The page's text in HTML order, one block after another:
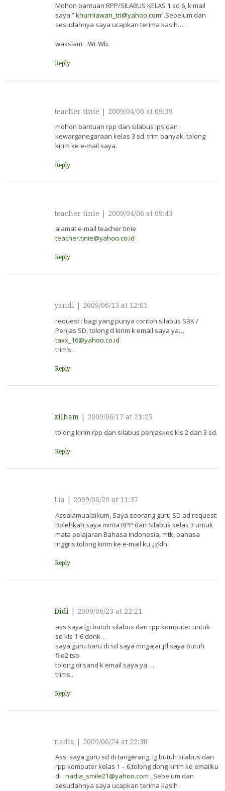
Mohon bantuan RPP/SILABUS KELAS 1 sd 6, k mail
saya ”khurniawan_tri@yahoo.com“.Sebelum dan
sesudahnya saya ucapkan terima kasih……
wasslam…Wr.Wb.
Reply
teacher tinie 2009/04/06 at 09:39
mohon bantuan rpp dan silabus ips dan
kewarganegaraan kelas 3 sd. trim banyak. tolong
kirim ke e-mail saya.
Reply
teacher tinie | 2009/04/06 at 09:43
alamat e-mail teacher tinie
teacher.tinie@yahoo.co.id
Reply
yandi 2009/06/13 at 12:01
request : bagi yang punya contoh silabus SBK /
Penjas SD, tolong d kirim k email saya ya…
taxx_16@yahoo.co.id
trim’s…
Reply
zilham 2009/06/17 at 21:25
tolong kirim rpp dan silabus penjaskes kls 2 dan 3 sd.
Reply
Lia 2009/06/20 at 11:37
Assalamualaikum, Saya seorang guru SD ad request:
Bolehkah saya minta RPP dan Silabus kelas 3 untuk
mata pelajaran Bahasa Indonesia, mtk, bahasa
inggris.tolong kirim ke e-mail ku .jzklh
Reply
Didi 2009/06/23 at 22:21
ass.saya lgi butuh silabus dan rpp komputer untuk
sd kls 1-6 donk…
saya guru baru di sd saya mngajar,jd saya butuh
file2 tsb.
tolong di sand k email saya ya….
trims..
Reply
nadia 2009/06/24 at 22:38
Ass. saya guru sd di tangerang, lg butuh silabus dan
rpp komputer kelas 1 – 6,tolong dong kirim ke emailku
di : nadia_smile21@yahoo.com , Sebelum dan
sesudahnya saya ucapkan terima kasih